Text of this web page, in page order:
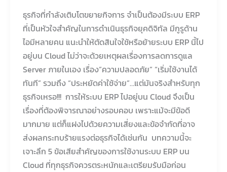
ธุรกิจที่กำลังเติบโตขยายกิจการ จำเป็นต้องมีระบบ ERP
ที่เป็นหัวใจสำคัญในการดำเนินธุรกิจยุคดิจิทัล มีกูรูด้าน
ไอมีหลายคน แนะนำให้ตัดสินใจใช้หรือย้ายระบบ ERP นี้ไป
อยู่บน Cloud ไม่ว่าจะด้วยเหตุผลเรื่องการลดการดูแล
Server ภายในเอง เรื่อง”ความปลอดภัย” “เริ่มใช้งานได้
ทันที” รวมถึง “ประหยัดค่าใช้จ่าย”…แต่มันจริงสำหรับทุก
ธุรกิจเหรอ!!! การให้ระบบ ERP ไปอยู่บน Cloud จึงเป็น
เรื่องที่ต้องพิจารณาอย่างรอบคอบ เพราะแม้จะมีข้อดี
มากมาย แต่ก็แฝงไปด้วยความเสี่ยงและข้อจำกัดที่อาจ
ส่งผลกระทบร้ายแรงต่อธุรกิจได้เช่นกัน บทความนี้จะ
เจาะลึก 5 ข้อเสียสำคัญของการใช้งานระบบ ERP บน
Cloud ที่ทุกธุรกิจควรตระหนักและเตรียมรับมือก่อน